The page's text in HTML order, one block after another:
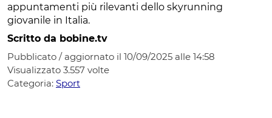
appuntamenti più rilevanti dello skyrunning
giovanile in Italia.
Scritto da bobine.tv
Pubblicato / aggiornato il 10/09/2025 alle 14:58
Visualizzato 3.557 volte
Categoria: Sport